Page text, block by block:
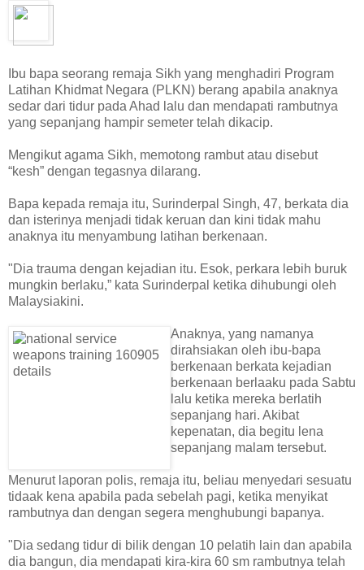
Ibu bapa seorang remaja Sikh yang menghadiri Program
Latihan Khidmat Negara (PLKN) berang apabila anaknya
sedar dari tidur pada Ahad lalu dan mendapati rambutnya
yang sepanjang hampir semeter telah dikacip.
Mengikut agama Sikh, memotong rambut atau disebut
“kesh” dengan tegasnya dilarang.
Bapa kepada remaja itu, Surinderpal Singh, 47, berkata dia
dan isterinya menjadi tidak keruan dan kini tidak mahu
anaknya itu menyambung latihan berkenaan.
"Dia trauma dengan kejadian itu. Esok, perkara lebih buruk
mungkin berlaku,” kata Surinderpal ketika dihubungi oleh
Malaysiakini.
Anaknya, yang namanya
dirahsiakan oleh ibu-bapa
berkenaan berkata kejadian
berkenaan berlaaku pada Sabtu
lalu ketika mereka berlatih
sepanjang hari. Akibat
kepenatan, dia begitu lena
sepanjang malam tersebut.
Menurut laporan polis, remaja itu, beliau menyedari sesuatu
tidaak kena apabila pada sebelah pagi, ketika menyikat
rambutnya dan dengan segera menghubungi bapanya.
"Dia sedang tidur di bilik dengan 10 pelatih lain dan apabila
dia bangun, dia mendapati kira-kira 60 sm rambutnya telah